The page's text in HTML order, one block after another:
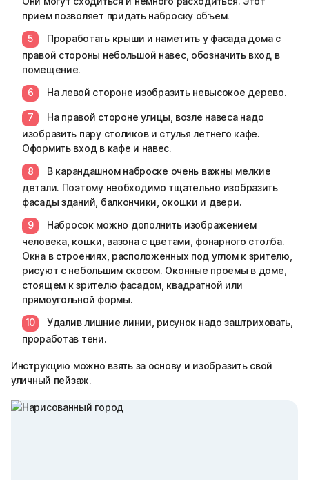
прием позволяет придать наброску объем.
Проработать крыши и наметить у фасада дома с
правой стороны небольшой навес, обозначить вход в
помещение.
На левой стороне изобразить невысокое дерево.
На правой стороне улицы, возле навеса надо
изобразить пару столиков и стулья летнего кафе.
Оформить вход в кафе и навес.
В карандашном наброске очень важны мелкие
детали. Поэтому необходимо тщательно изобразить
фасады зданий, балкончики, окошки и двери.
Набросок можно дополнить изображением
человека, кошки, вазона с цветами, фонарного столба.
Окна в строениях, расположенных под углом к зрителю,
рисуют с небольшим скосом. Оконные проемы в доме,
стоящем к зрителю фасадом, квадратной или
прямоугольной формы.
Удалив лишние линии, рисунок надо заштриховать,
проработав тени.
Инструкцию можно взять за основу и изобразить свой
уличный пейзаж.